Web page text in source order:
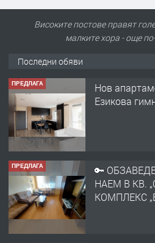
Високите постове правят
малките хора - още
Последни обяви
ПРЕДЛАГА
Нов
Езикова
ПРЕДЛАГА
🔑
НАЕМ В КВ.
КОМПЛЕКС